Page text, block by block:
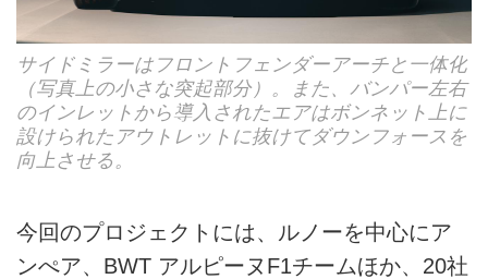
サイドミラーはフロントフェンダーアーチと一体化
（写真上の小さな突起部分）。また、バンパー左右
のインレットから導入されたエアはボンネット上に
設けられたアウトレットに抜けてダウンフォースを
向上させる。
今回のプロジェクトには、ルノーを中心にア
ンぺア、BWT アルピーヌF1チームほか、20社